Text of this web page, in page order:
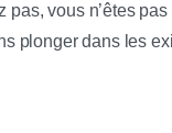
pas, vous n’êtes
plonger dans les